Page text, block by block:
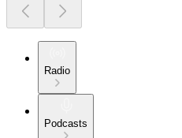
Radio
Podcasts